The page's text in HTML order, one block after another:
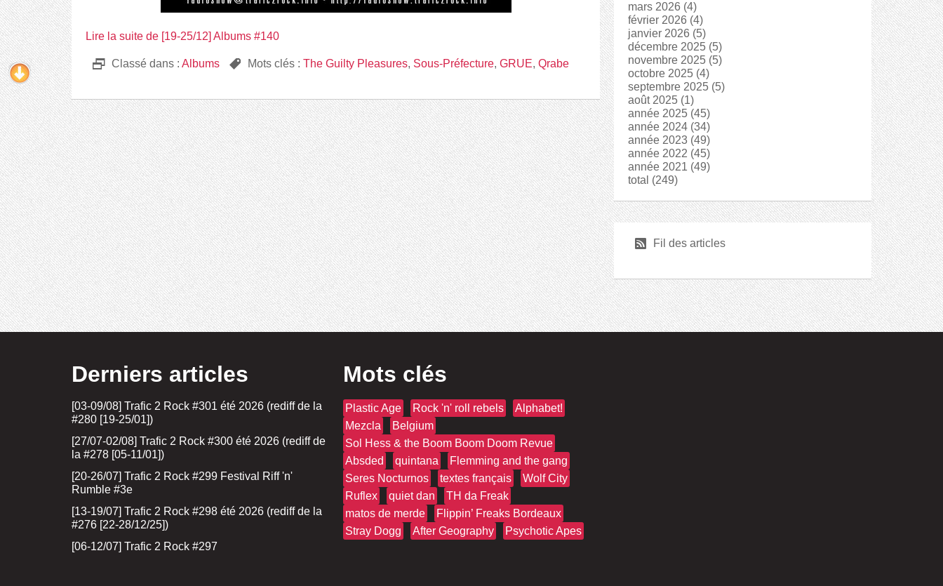
Lire la suite de [19-25/12] Albums #140
D Classé dans : Albums , Mots clés : The Guilty Pleasures, Sous-Préfecture, GRUE, Qrabe
mars 2026 (4)
février 2026 (4)
janvier 2026 (5)
décembre 2025 (5)
novembre 2025 (5)
octobre 2025 (4)
septembre 2025 (5)
août 2025 (1)
année 2025 (45)
année 2024 (34)
année 2023 (49)
année 2022 (45)
année 2021 (49)
total (249)
r Fil des articles
Derniers articles
[03-09/08] Trafic 2 Rock #301 été 2026 (rediff de la
#280 [19-25/01])
[27/07-02/08] Trafic 2 Rock #300 été 2026 (rediff de
la #278 [05-11/01])
[20-26/07] Trafic 2 Rock #299 Festival Riff 'n'
Rumble #3e
[13-19/07] Trafic 2 Rock #298 été 2026 (rediff de la
#276 [22-28/12/25])
[06-12/07] Trafic 2 Rock #297
Mots clés
Plastic Age Rock 'n' roll rebels
Alphabet!
Mezcla
Belgium
Sol Hess & the Boom Boom Doom Revue
Absded
quintana
Flemming and the gang
Seres Nocturnos
textes français
Wolf City
Ruflex
quiet dan
TH da Freak
matos de merde
Flippin’ Freaks Bordeaux
Stray Dogg
After Geography Psychotic Apes